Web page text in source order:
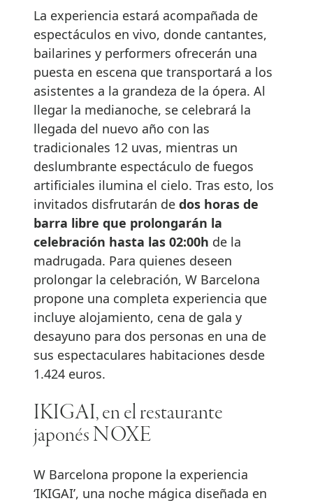
La experiencia estará acompañada de
espectáculos en vivo, donde cantantes,
bailarines y performers ofrecerán una
puesta en escena que transportará a los
asistentes a la grandeza de la ópera. Al
llegar la medianoche, se celebrará la
llegada del nuevo año con las
tradicionales 12 uvas, mientras un
deslumbrante espectáculo de fuegos
artificiales ilumina el cielo. Tras esto, los
invitados disfrutarán de dos horas de
barra libre que prolongarán la
celebración hasta las 02:00h de la
madrugada. Para quienes deseen
prolongar la celebración, W Barcelona
propone una completa experiencia que
incluye alojamiento, cena de gala y
desayuno para dos personas en una de
sus espectaculares habitaciones desde
1.424 euros.
IKIGAI, en el restaurante
japonés NOXE
W Barcelona propone la experiencia
‘IKIGAI’, una noche mágica diseñada en